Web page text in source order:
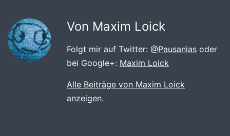
Von Maxim Loick
Folgt mir auf Twitter: @Pausanias oder
bei Google+: Maxim Loick
Alle Beiträge von Maxim Loick
anzeigen.